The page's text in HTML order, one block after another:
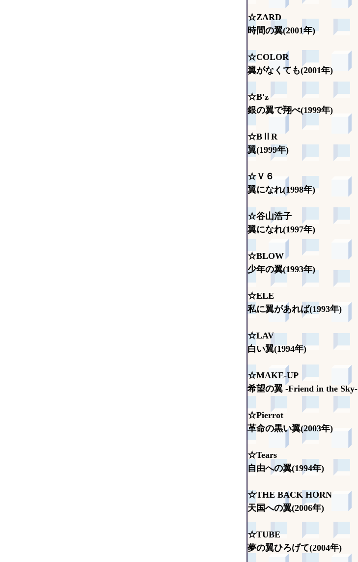
☆ZARD
時間の翼(2001年)
☆COLOR
翼がなくても(2001年)
☆B'z
銀の翼で翔べ(1999年)
☆BⅡR
翼(1999年)
☆Ｖ６
翼になれ(1998年)
☆谷山浩子
翼になれ(1997年)
☆BLOW
少年の翼(1993年)
☆ELE
私に翼があれば(1993年)
☆LAV
白い翼(1994年)
☆MAKE-UP
希望の翼 -Friend in the Sky-
☆Pierrot
革命の黒い翼(2003年)
☆Tears
自由への翼(1994年)
☆THE BACK HORN
天国への翼(2006年)
☆TUBE
夢の翼ひろげて(2004年)